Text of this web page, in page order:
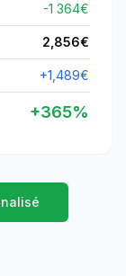
-1 364€
2,856€
+1,489€
+365%